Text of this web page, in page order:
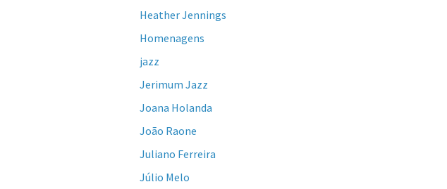
Heather Jennings
Homenagens
jazz
Jerimum Jazz
Joana Holanda
João Raone
Juliano Ferreira
Júlio Melo